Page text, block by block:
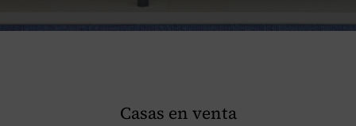
Casas en venta